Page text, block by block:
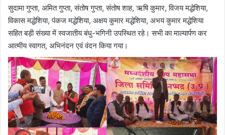
सुदामा गुप्ता, अमित गुप्ता, संतोष गुप्ता, संतोष शाह, ऋषि कुमार, विजय मद्धेशिया,
विकास मद्धेशिया, पंकज मद्धेशिया, अक्षय कुमार मद्धेशिया, अभय कुमार मद्धेशिया
सहित बड़ी संख्या में स्वजातीय बंधु-भगिनी उपस्थित रहे। सभी का माल्यार्पण कर
आत्मीय स्वागत, अभिनंदन एवं वंदन किया गया।